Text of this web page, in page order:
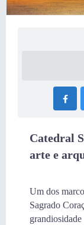
Catedral
arte e
Um dos
Sagrado